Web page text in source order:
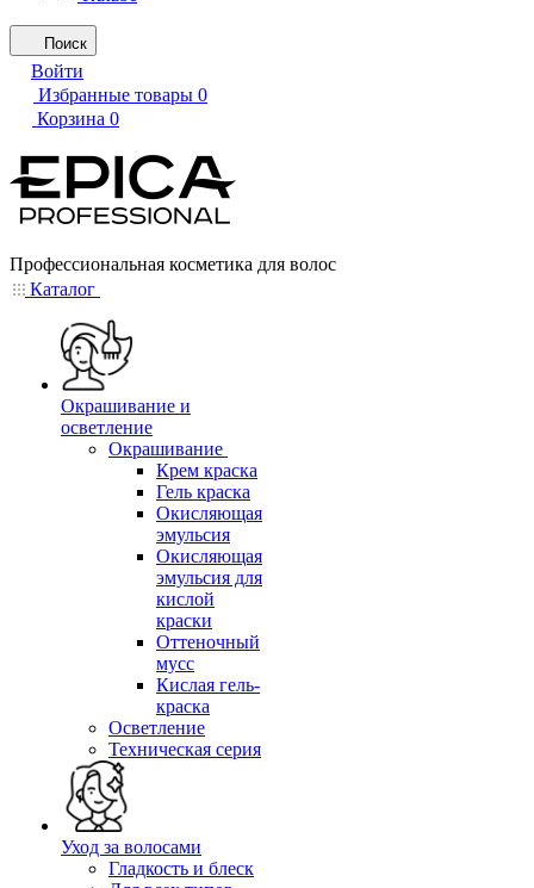
Поиск
Войти
Избранные товары 0
Корзина 0
Профессиональная косметика для волос
Каталог
Окрашивание и
осветление
Окрашивание
Крем краска
Гель краска
Окисляющая
эмульсия
Окисляющая
эмульсия для
кислой
краски
Оттеночный
мусс
Кислая гель-
краска
Осветление
Техническая серия
Уход за волосами
Гладкость и блеск